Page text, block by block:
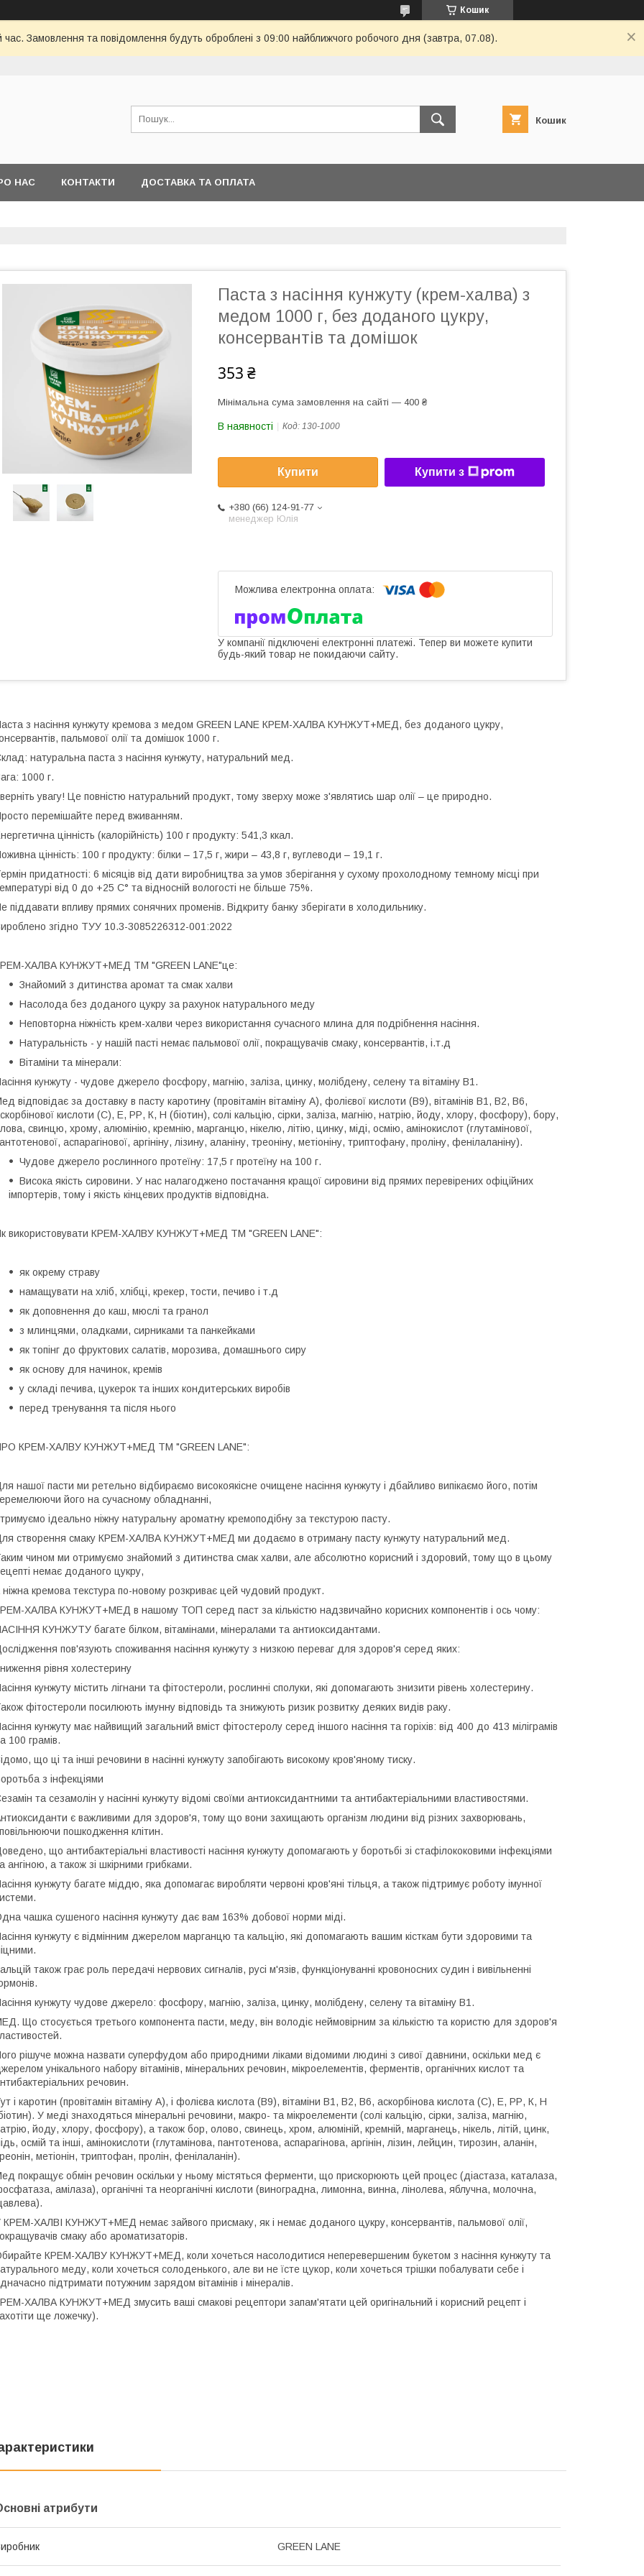
Кошик
час. Замовлення та повідомлення будуть оброблені з 09:00 найближчого робочого дня (завтра, 07.08).
Кошик
НАС КОНТАКТИ ДОСТАВКА ТА ОПЛАТА
Паста з насіння кунжуту (крем-халва) з
медом 1000 г, без доданого цукру,
консервантів та домішок
353 ₴
Мінімальна сума замовлення на сайті — 400 ₴
В наявності Код: 130-1000
Купити Купити з
+380 (66) 124-91-77
менеджер Юлія
У компанії підключені електронні платежі. Тепер ви можете купити
будь-який товар не покидаючи сайту.
з насіння кунжуту кремова з медом GREEN LANE КРЕМ-ХАЛВА КУНЖУТ+МЕД, без доданого цукру,
пальмової олії та домішок 1000 г.
натуральна паста з насіння кунжуту, натуральний мед.
1000 г.
увагу! Це повністю натуральний продукт, тому зверху може з'являтись шар олії – це природно.
перемішайте перед вживанням.
цінність (калорійність) 100 г продукту: 541,3 ккал.
цінність: 100 г продукту: білки – 17,5 г, жири – 43,8 г, вуглеводи – 19,1 г.
придатності: 6 місяців від дати виробництва за умов зберігання у сухому прохолодному темному місці при
від 0 до +25 С° та відносній вологості не більше 75%.
піддавати впливу прямих сонячних променів. Відкриту банку зберігати в холодильнику.
згідно ТУУ 10.3-3085226312-001:2022
ХАЛВА КУНЖУТ+МЕД TM "GREEN LANE"це:
Знайомий з дитинства аромат та смак халви
Насолода без доданого цукру за рахунок натурального меду
Неповторна ніжність крем-халви через використання сучасного млина для подрібнення насіння.
Натуральність - у нашій пасті немає пальмової олії, покращувачів смаку, консервантів, і.т.д
Вітаміни та мінерали:
кунжуту - чудове джерело фосфору, магнію, заліза, цинку, молібдену, селену та вітаміну В1.
відповідає за доставку в пасту каротину (провітамін вітаміну А), фолієвої кислоти (B9), вітамінів B1, B2, B6,
кислоти (С), E, РР, К, Н (біотин), солі кальцію, сірки, заліза, магнію, натрію, йоду, хлору, фосфору), бору,
свинцю, хрому, алюмінію, кремнію, марганцю, нікелю, літію, цинку, міді, осмію, амінокислот (глутамінової,
аспарагінової, аргініну, лізину, аланіну, треоніну, метіоніну, триптофану, проліну, фенілаланіну).
Чудове джерело рослинного протеїну: 17,5 г протеїну на 100 г.
Висока якість сировини. У нас налагоджено постачання кращої сировини від прямих перевірених офіційних
імпортерів, тому і якість кінцевих продуктів відповідна.
використовувати КРЕМ-ХАЛВУ КУНЖУТ+МЕД TM "GREEN LANE":
як окрему страву
намащувати на хліб, хлібці, крекер, тости, печиво і т.д
як доповнення до каш, мюслі та гранол
з млинцями, оладками, сирниками та панкейками
як топінг до фруктових салатів, морозива, домашнього сиру
як основу для начинок, кремів
у складі печива, цукерок та інших кондитерських виробів
перед тренування та після нього
КРЕМ-ХАЛВУ КУНЖУТ+МЕД TM "GREEN LANE":
нашої пасти ми ретельно відбираємо високоякісне очищене насіння кунжуту і дбайливо випікаємо його, потім
його на сучасному обладнанні,
ідеально ніжну натуральну ароматну кремоподібну за текстурою пасту.
створення смаку КРЕМ-ХАЛВА КУНЖУТ+МЕД ми додаємо в отриману пасту кунжуту натуральний мед.
чином ми отримуємо знайомий з дитинства смак халви, але абсолютно корисний і здоровий, тому що в цьому
немає доданого цукру,
ніжна кремова текстура по-новому розкриває цей чудовий продукт.
ХАЛВА КУНЖУТ+МЕД в нашому ТОП серед паст за кількістю надзвичайно корисних компонентів і ось чому:
КУНЖУТУ багате білком, вітамінами, мінералами та антиоксидантами.
пов'язують споживання насіння кунжуту з низкою переваг для здоров'я серед яких:
рівня холестерину
кунжуту містить лігнани та фітостероли, рослинні сполуки, які допомагають знизити рівень холестерину.
фітостероли посилюють імунну відповідь та знижують ризик розвитку деяких видів раку.
кунжуту має найвищий загальний вміст фітостеролу серед іншого насіння та горіхів: від 400 до 413 міліграмів
100 грамів.
що ці та інші речовини в насінні кунжуту запобігають високому кров'яному тиску.
з інфекціями
та сезамолін у насінні кунжуту відомі своїми антиоксидантними та антибактеріальними властивостями.
є важливими для здоров'я, тому що вони захищають організм людини від різних захворювань,
пошкодження клітин.
що антибактеріальні властивості насіння кунжуту допомагають у боротьбі зі стафілококовими інфекціями
ангіною, а також зі шкірними грибками.
кунжуту багате міддю, яка допомагає виробляти червоні кров'яні тільця, а також підтримує роботу імунної
чашка сушеного насіння кунжуту дає вам 163% добової норми міді.
кунжуту є відмінним джерелом марганцю та кальцію, які допомагають вашим кісткам бути здоровими та
також грає роль передачі нервових сигналів, русі м'язів, функціонуванні кровоносних судин і вивільненні
кунжуту чудове джерело: фосфору, магнію, заліза, цинку, молібдену, селену та вітаміну В1.
Що стосується третього компонента пасти, меду, він володіє неймовірним за кількістю та користю для здоров'я
рішуче можна назвати суперфудом або природними ліками відомими людині з сивої давнини, оскільки мед є
унікального набору вітамінів, мінеральних речовин, мікроелементів, ферментів, органічних кислот та
речовин.
і каротин (провітамін вітаміну А), і фолієва кислота (B9), вітаміни B1, B2, B6, аскорбінова кислота (С), E, РР, К, Н
У меді знаходяться мінеральні речовини, макро- та мікроелементи (солі кальцію, сірки, заліза, магнію,
йоду, хлору, фосфору), а також бор, олово, свинець, хром, алюміній, кремній, марганець, нікель, літій, цинк,
осмій та інші, амінокислоти (глутамінова, пантотенова, аспарагінова, аргінін, лізин, лейцин, тирозин, аланін,
метіонін, триптофан, пролін, фенілаланін).
покращує обмін речовин оскільки у ньому містяться ферменти, що прискорюють цей процес (діастаза, каталаза,
амілаза), органічні та неорганічні кислоти (виноградна, лимонна, винна, лінолева, яблучна, молочна,
КРЕМ-ХАЛВІ КУНЖУТ+МЕД немає зайвого присмаку, як і немає доданого цукру, консервантів, пальмової олії,
смаку або ароматизаторів.
КРЕМ-ХАЛВУ КУНЖУТ+МЕД, коли хочеться насолодитися неперевершеним букетом з насіння кунжуту та
меду, коли хочеться солоденького, але ви не їсте цукор, коли хочеться трішки побалувати себе і
підтримати потужним зарядом вітамінів і мінералів.
ХАЛВА КУНЖУТ+МЕД змусить ваші смакові рецептори запам'ятати цей оригінальний і корисний рецепт і
ще ложечку).
атрибути
GREEN LANE